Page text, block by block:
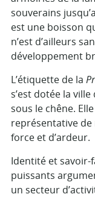
souverains
est une boisson
n’est d’ailleurs
développement
L’étiquette de la
s’est dotée la
sous le chêne.
représentative
force et d’ardeur.
Identité et savoir-
puissants
un secteur